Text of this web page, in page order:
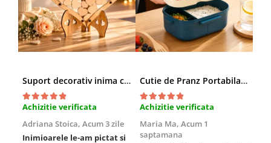
Suport decorativ inima cu mesaje, Cadou cu suflet
Achizitie verificata
Adriana Stoica, Acum 3 zile
Inimioarele le-am pictat si
Cutie de Pranz Portabila cu Compartimente
Achizitie verificata
Maria Ma, Acum 1
saptamana